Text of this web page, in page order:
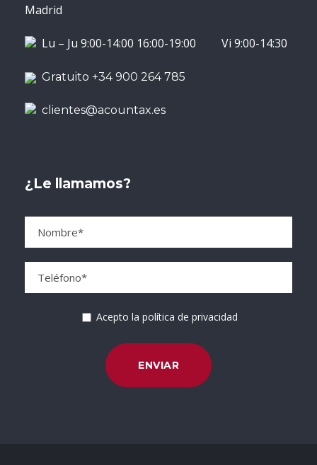
Madrid
Lu – Ju 9:00-14:00 16:00-19:00 Vi 9:00-14:30
Gratuito +34 900 264 785
clientes@acountax.es
¿Le llamamos?
Acepto la política de privacidad